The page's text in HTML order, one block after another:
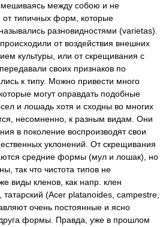
между собою и не
от типичных форм, которые
разновидностями (varietas).
от воздействия внешних
культуры, или от скрещивания с
своих признаков по
к типу. Можно привести много
могут оправдать подобные
и лошадь хотя и сходны во многих
несомненно, к разным видам. Они
в поколение воспроизводят свои
уклонений. От скрещивания
средние формы (мул и лошак), но
так что чистота типов не
виды кленов, как напр. клен
(Acer platanoides, campestre,
очень постоянные и ясно
формы. Правда, уже в прошлом